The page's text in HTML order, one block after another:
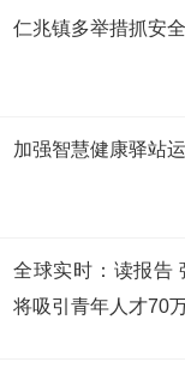
仁兆镇多举措抓安
加强智慧健康驿站
全球实时：读报告
将吸引青年人才70